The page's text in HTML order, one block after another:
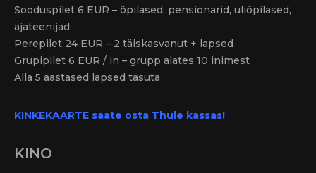
Sooduspilet 6 EUR – õpilased, pensionärid, üliõpilased,
ajateenijad
Perepilet 24 EUR – 2 täiskasvanut + lapsed
Grupipilet 6 EUR / in – grupp alates 10 inimest
Alla 5 aastased lapsed tasuta
KINKEKAARTE saate osta Thule kassas!
KINO